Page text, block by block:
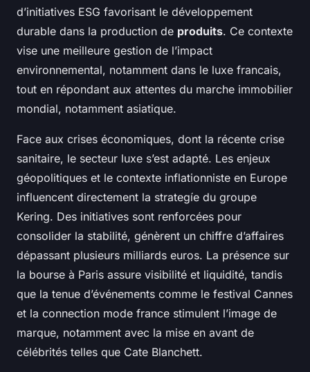
d’initiatives ESG favorisant le développement
durable dans la production de produits. Ce contexte
vise une meilleure gestion de l’impact
environnemental, notamment dans le luxe francais,
tout en répondant aux attentes du marche immobilier
mondial, notamment asiatique.
Face aux crises économiques, dont la récente crise
sanitaire, le secteur luxe s’est adapté. Les enjeux
géopolitiques et le contexte inflationniste en Europe
influencent directement la strategíe du groupe
Kering. Des initiatives sont renforcées pour
consolider la stabilité, génèrent un chiffre d’affaires
dépassant plusieurs milliards euros. La présence sur
la bourse à Paris assure visibilité et liquidité, tandis
que la tenue d’événements comme le festival Cannes
et la connection mode france stimulent l’image de
marque, notamment avec la mise en avant de
célébrités telles que Cate Blanchett.